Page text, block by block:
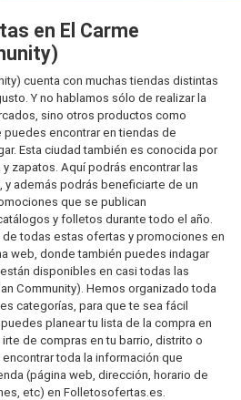
en El Carme
cuenta con muchas tiendas distintas
Y no hablamos sólo de realizar la
sino otros productos como
encontrar en tiendas de
Esta ciudad también es conocida por
zapatos. Aquí podrás encontrar las
además podrás beneficiarte de un
que se publican
y folletos durante todo el año.
todas estas ofertas y promociones en
web, donde también puedes indagar
disponibles en casi todas las
Community). Hemos organizado toda
categorías, para que te sea fácil
planear tu lista de la compra en
de compras en tu barrio, distrito o
toda la información que
(página web, dirección, horario de
etc) en Folletosofertas.es.